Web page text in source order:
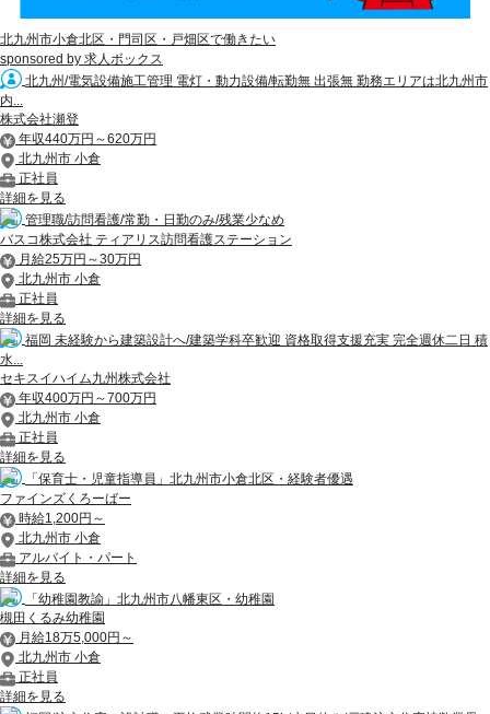
北九州市小倉北区・門司区・戸畑区で働きたい
sponsored by 求人ボックス
北九州/電気設備施工管理 電灯・動力設備/転勤無 出張無 勤務エリアは北九州市
内...
株式会社瀬登
年収440万円～620万円
北九州市 小倉
正社員
詳細を見る
管理職/訪問看護/常勤・日勤のみ/残業少なめ
バスコ株式会社 ティアリス訪問看護ステーション
月給25万円～30万円
北九州市 小倉
正社員
詳細を見る
福岡 未経験から建築設計へ/建築学科卒歓迎 資格取得支援充実 完全週休二日 積
水...
セキスイハイム九州株式会社
年収400万円～700万円
北九州市 小倉
正社員
詳細を見る
「保育士・児童指導員」北九州市小倉北区・経験者優遇
ファインズくろーばー
時給1,200円～
北九州市 小倉
アルバイト・パート
詳細を見る
「幼稚園教諭」北九州市八幡東区・幼稚園
槻田くるみ幼稚園
月給18万5,000円～
北九州市 小倉
正社員
詳細を見る